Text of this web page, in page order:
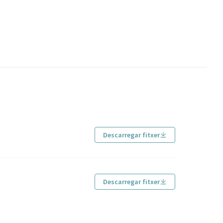
Descarregar fitxer
Descarregar fitxer